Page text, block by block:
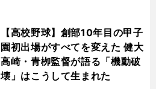
【高校野球】創部10年目の甲子
園初出場がすべてを変えた 健大
高崎・青栁監督が語る「機動破
壊」はこうして生まれた